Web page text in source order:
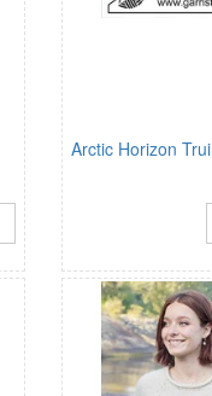
Arctic Horizon Trui